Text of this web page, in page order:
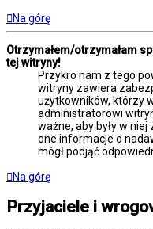
Na górę
Otrzymałem/otrzymałam
tej witryny!
Przykro nam z tego
witryny zawiera
użytkowników, którzy
administratorowi
ważne, aby były w
one informacje o
mógł podjąć
Na górę
Przyjaciele i